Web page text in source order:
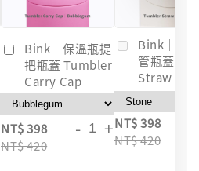
Bink｜保溫瓶提
把瓶蓋 Tumbler
Carry Cap
NT$ 398
NT$ 420
- +
Bink｜保
管瓶蓋
Straw Cap
NT$ 398
NT$ 420